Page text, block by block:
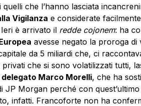
che l’hanno lasciata
Vigilanza e considerate
è arrivato il redde cojonem: ha
avesse negato la proroga
da 5 miliardi che, ci
che si sono volatilizzati tutti,
Marco Morelli, che ha
JP Morgan perché con
infatti. Francoforte non ha